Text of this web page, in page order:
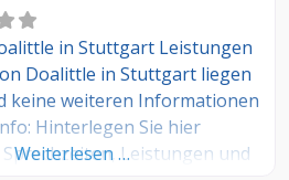
in Stuttgart Leistungen
Doalittle in Stuttgart liegen
keine weiteren Informationen
Hinterlegen Sie hier
Leistungen und
Weiterlesen …